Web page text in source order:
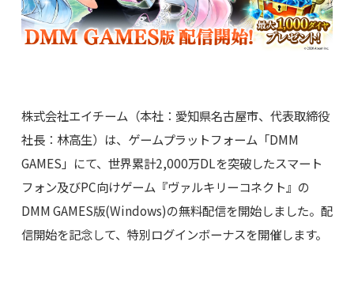
株式会社エイチーム（本社：愛知県名古屋市、代表取締役
社長：林高生）は、ゲームプラットフォーム「DMM
GAMES」にて、世界累計2,000万DLを突破したスマート
フォン及びPC向けゲーム『ヴァルキリーコネクト』の
DMM GAMES版(Windows)の無料配信を開始しました。配
信開始を記念して、特別ログインボーナスを開催します。